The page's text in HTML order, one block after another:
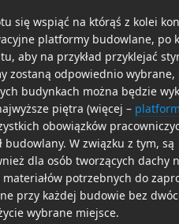
się wspiąć na którąś z kolei
platformy budowlane, po
aby na przykład przyklejać
zostaną odpowiednio
budynkach można będzie
piętra (więcej –
obowiązków
W związku z tym, są
dla osób tworzących dachy
potrzebnych do
przy każdej budowie bez
wybrane miejsce.